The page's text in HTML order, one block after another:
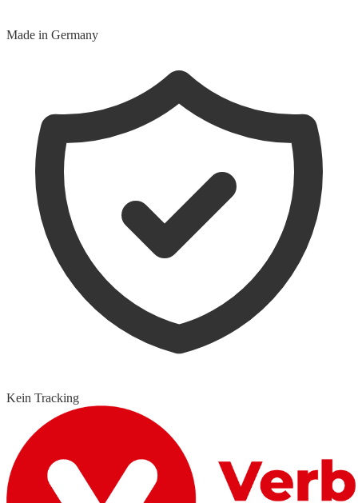
Made in Germany
Kein Tracking